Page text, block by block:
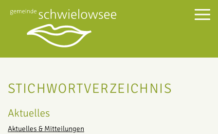
STICHWORTVERZEICHNIS
Aktuelles
Aktuelles & Mitteilungen